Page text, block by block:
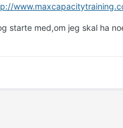
starte med,om jeg skal ha